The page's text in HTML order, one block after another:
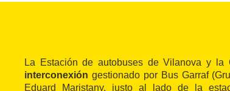
La Estación de autobuses de Vilanova y la
interconexión gestionado por Bus Garraf
Eduard Maristany, justo al lado de la